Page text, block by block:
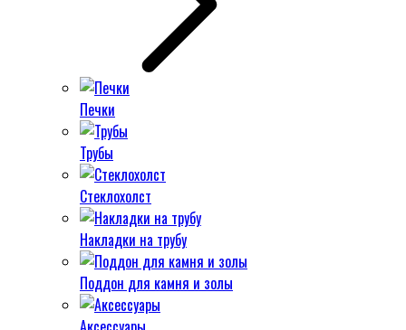
Печки
Трубы
Стеклохолст
Накладки на трубу
Поддон для камня и золы